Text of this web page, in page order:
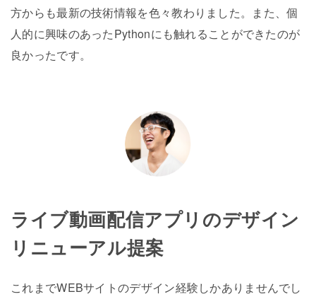
方からも最新の技術情報を色々教わりました。また、個
人的に興味のあったPythonにも触れることができたのが
良かったです。
ライブ動画配信アプリのデザイン
リニューアル提案
これまでWEBサイトのデザイン経験しかありませんでし